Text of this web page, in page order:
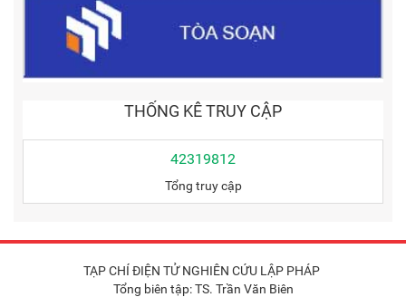
THỐNG KÊ TRUY CẬP
42319812
Tổng truy cập
TẠP CHÍ ĐIỆN TỬ NGHIÊN CỨU LẬP PHÁP
Tổng biên tập: TS. Trần Văn Biên